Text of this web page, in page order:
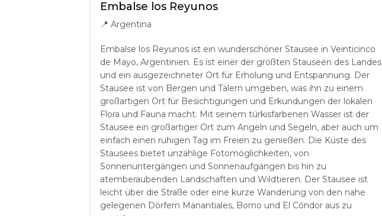
Embalse los Reyunos
📍 Argentina
Embalse los Reyunos ist ein wunderschöner Stausee in Veinticinco
de Mayo, Argentinien. Es ist einer der größten Stauseen des Landes
und ein ausgezeichneter Ort für Erholung und Entspannung. Der
Stausee ist von Bergen und Tälern umgeben, was ihn zu einem
großartigen Ort für Besichtigungen und Erkundungen der lokalen
Flora und Fauna macht. Mit seinem türkisfarbenen Wasser ist der
Stausee ein großartiger Ort zum Angeln und Segeln, aber auch um
einfach einen ruhigen Tag im Freien zu genießen. Die Küste des
Stausees bietet unzählige Fotomöglichkeiten, von
Sonnenuntergängen und Sonnenaufgängen bis hin zu
atemberaubenden Landschaften und Wildtieren. Der Stausee ist
leicht über die Straße oder eine kurze Wanderung von den nahe
gelegenen Dörfern Manantiales, Borno und El Cóndor aus zu